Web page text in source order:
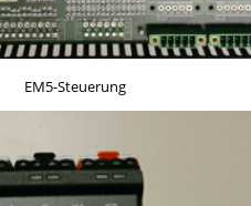
EM5-Steuerung